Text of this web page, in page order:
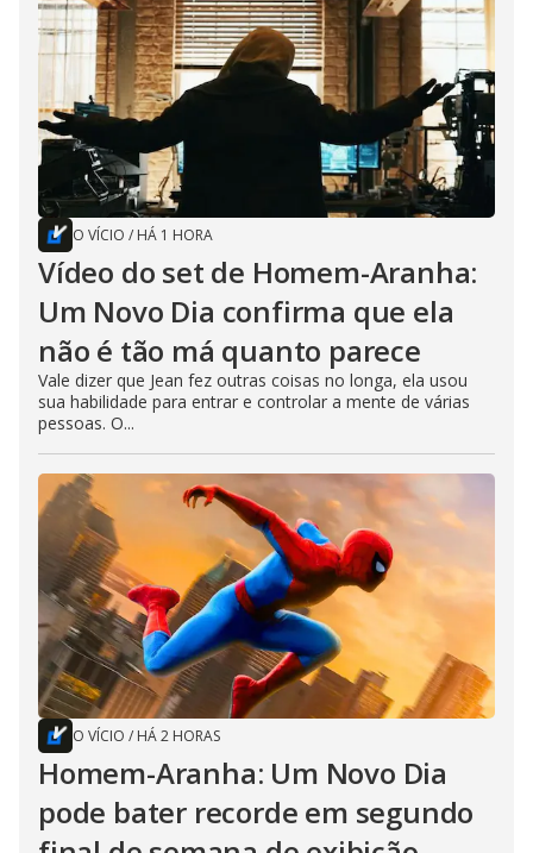
O VÍCIO / HÁ 1 HORA
Vídeo do set de Homem-Aranha:
Um Novo Dia confirma que ela
não é tão má quanto parece
Vale dizer que Jean fez outras coisas no longa, ela usou
sua habilidade para entrar e controlar a mente de várias
pessoas. O...
O VÍCIO / HÁ 2 HORAS
Homem-Aranha: Um Novo Dia
pode bater recorde em segundo